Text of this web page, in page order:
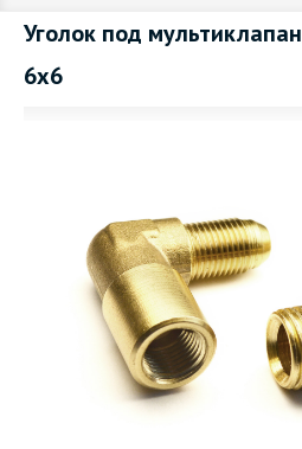
Уголок под мультиклапан
6х6